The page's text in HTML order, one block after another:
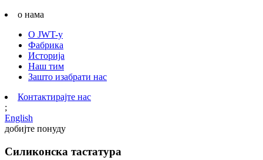
о нама
О JWT-у
Фабрика
Историја
Наш тим
Зашто изабрати нас
Контактирајте нас
;
English
добијте понуду
Силиконска тастатура